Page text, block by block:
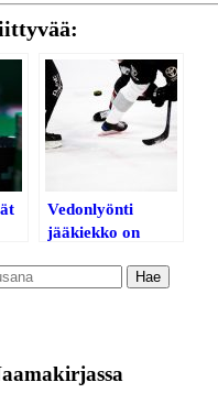
Vedonlyönti
jääkiekko on
tehdä lajista vielä